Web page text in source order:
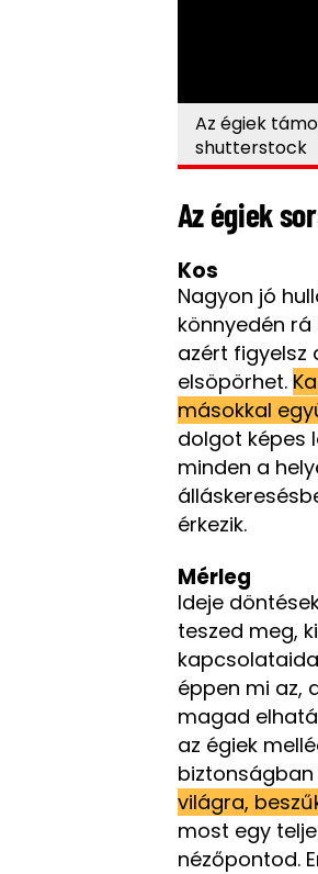
Az égiek
shutterstock
Az égiek
Kos
Nagyon jó
könnyedén rá
azért figyelsz
elsöpörhet.
másokkal
dolgot képes
minden a
érkezik.
Mérleg
Ideje
teszed meg,
éppen mi az,
magad
az égiek
biztonságban
világra,
most egy
nézőpontod.